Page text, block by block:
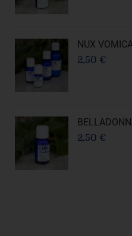
NUX
2,50 €
2,50 €